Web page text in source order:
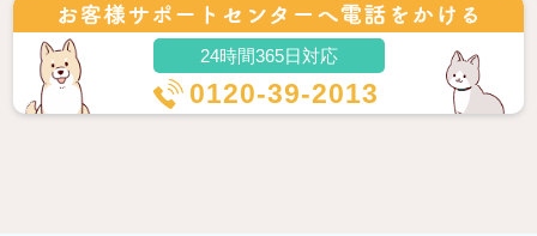
24時間365日対応
0120-39-2013